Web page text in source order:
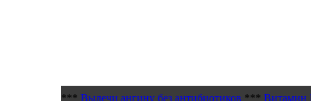
*** Вылечи ангину без антибиотиков *** Витамин